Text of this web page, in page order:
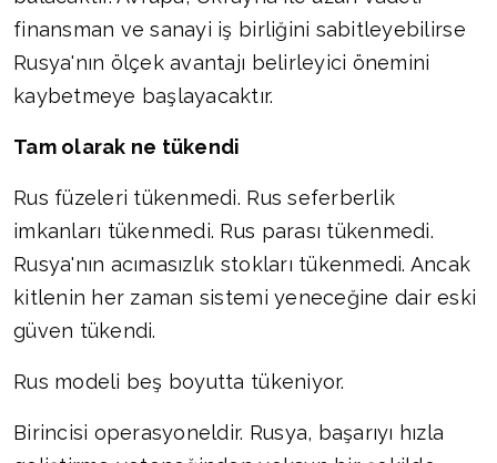
finansman ve sanayi iş birliğini sabitleyebilirse
Rusya'nın ölçek avantajı belirleyici önemini
kaybetmeye başlayacaktır.
Tam olarak ne tükendi
Rus füzeleri tükenmedi. Rus seferberlik
imkanları tükenmedi. Rus parası tükenmedi.
Rusya'nın acımasızlık stokları tükenmedi. Ancak
kitlenin her zaman sistemi yeneceğine dair eski
güven tükendi.
Rus modeli beş boyutta tükeniyor.
Birincisi operasyoneldir. Rusya, başarıyı hızla